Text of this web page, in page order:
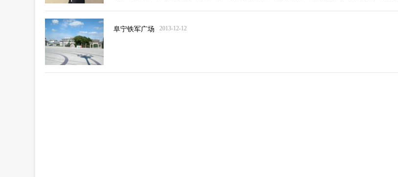
阜宁铁军广场 2013-12-12